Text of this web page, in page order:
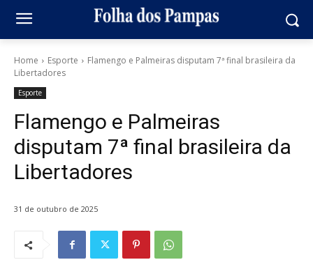
Home Esporte
Flamengo e Palmeiras disputam 7ª final brasileira da
Libertadores
Esporte
Flamengo e Palmeiras
disputam 7ª final brasileira da
Libertadores
31 de outubro de 2025